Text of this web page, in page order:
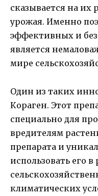
сказывается на их
урожая. Именно
эффективных и
является
мире
Один из таких
Кораген. Этот
специально для
вредителям
препарата и
использовать его
климатических